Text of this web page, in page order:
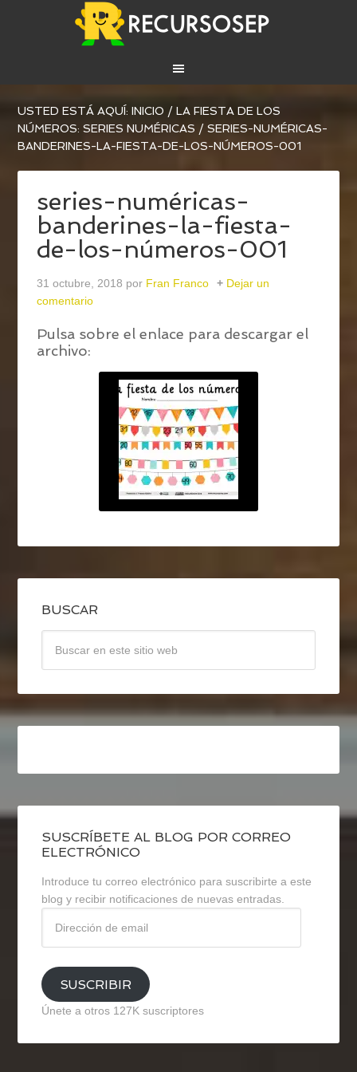
USTED ESTÁ AQUÍ:INICIO / LA FIESTA DE LOS
NÚMEROS: SERIES NUMÉRICAS / SERIES-NUMÉRICAS-
BANDERINES-LA-FIESTA-DE-LOS-NÚMEROS-001
series-numéricas-
banderines-la-fiesta-
de-los-números-001
31 octubre, 2018 por Fran Franco
Dejar un
comentario
Pulsa sobre el enlace para descargar el
archivo:
BUSCAR
SUSCRÍBETE AL BLOG POR CORREO
ELECTRÓNICO
Introduce tu correo electrónico para suscribirte a este
blog y recibir notificaciones de nuevas entradas.
email
SUSCRIBIR
Únete a otros 127K suscriptores